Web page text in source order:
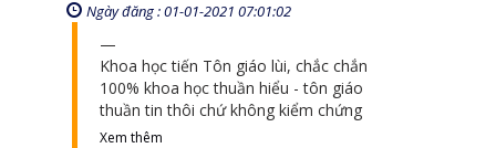
Ngày đăng : 01-01-2021 07:01:02
Khoa học tiến Tôn giáo lùi, chắc chắn
100% khoa học thuần hiểu - tôn giáo
thuần tin thôi chứ không kiểm chứng
Xem thêm